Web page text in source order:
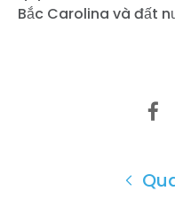
Bắc Carolina và đất